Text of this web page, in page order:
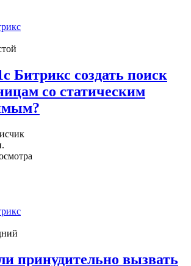
Битрикс создать поиск
со статическим
принудительно вызвать